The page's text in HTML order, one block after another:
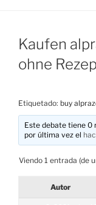
Kaufen
ohne
Etiquetado: buy
Este debate tiene 0
por última vez el
Viendo 1 entrada (de
Autor